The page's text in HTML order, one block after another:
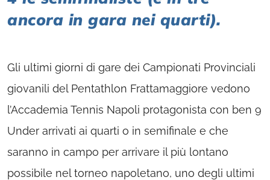
ancora in gara nei quarti).
Gli ultimi giorni di gare dei Campionati Provinciali
giovanili del Pentathlon Frattamaggiore vedono
l’Accademia Tennis Napoli protagonista con ben 9
Under arrivati ai quarti o in semifinale e che
saranno in campo per arrivare il più lontano
possibile nel torneo napoletano, uno degli ultimi